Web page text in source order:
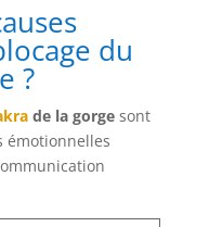
du
?
de la gorgesont
émotionnelles